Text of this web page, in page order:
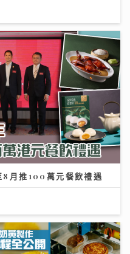
月推100萬元餐飲禮遇